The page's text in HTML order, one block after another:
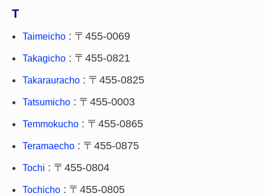
T
Taimeicho : 〒455-0069
Takagicho : 〒455-0821
Takarauracho : 〒455-0825
Tatsumicho : 〒455-0003
Temmokucho : 〒455-0865
Teramaecho : 〒455-0875
Tochi : 〒455-0804
Tochicho : 〒455-0805